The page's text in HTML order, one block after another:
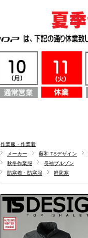
作業服・作業着
メーカー
藤和 TSデザイン
秋冬作業服
長袖ブルゾン
防寒着・防寒服
軽防寒